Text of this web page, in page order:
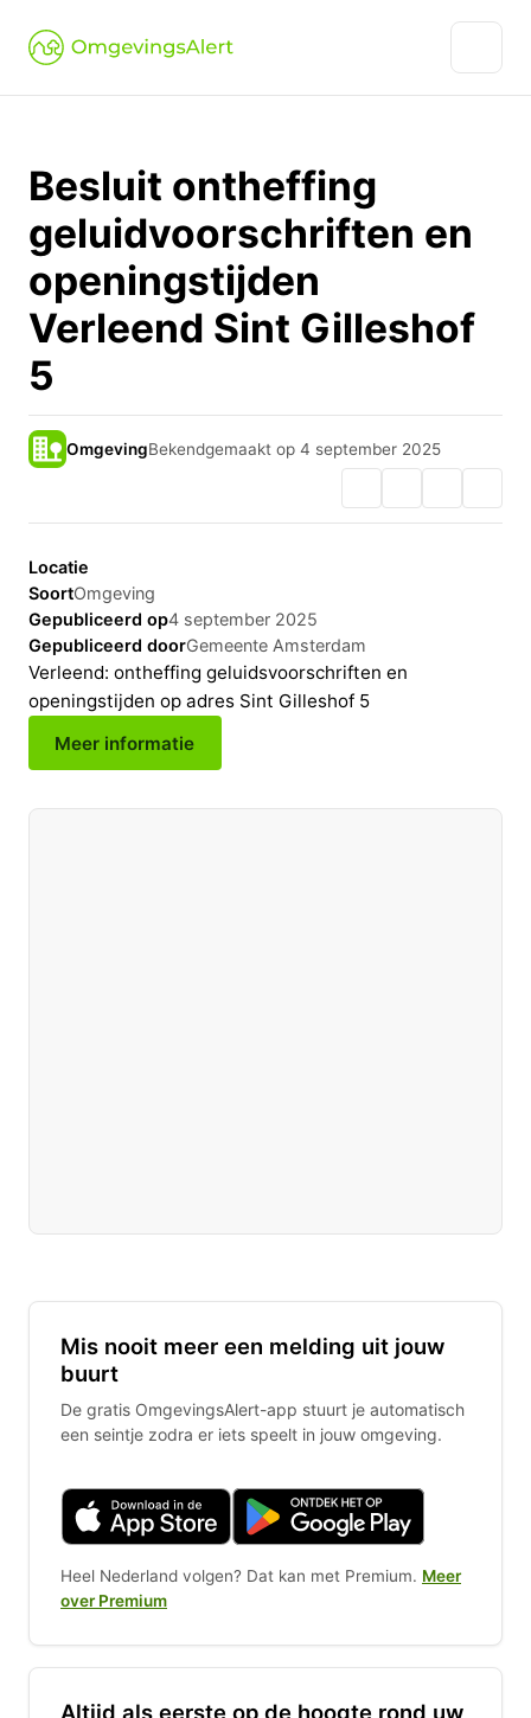
Besluit ontheffing
geluidvoorschriften en
openingstijden
Verleend Sint Gilleshof
5
OmgevingBekendgemaakt op 4 september 2025
Locatie
SoortOmgeving
Gepubliceerd op4 september 2025
Gepubliceerd doorGemeente Amsterdam
Verleend: ontheffing geluidsvoorschriften en
openingstijden op adres Sint Gilleshof 5
Meer informatie
Mis nooit meer een melding uit jouw
buurt
De gratis OmgevingsAlert-app stuurt je automatisch
een seintje zodra er iets speelt in jouw omgeving.
Heel Nederland volgen? Dat kan met Premium. Meer
over Premium
Altijd als eerste op de hoogte rond uw